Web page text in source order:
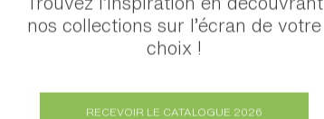
nos collections sur l’écran de votre
choix !
RECEVOIR LE CATALOGUE 2026